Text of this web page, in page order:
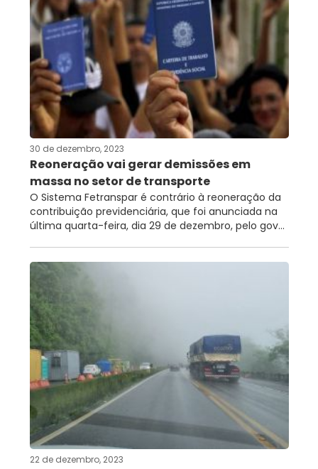
30 de dezembro, 2023
Reoneração vai gerar demissões em
massa no setor de transporte
O Sistema Fetranspar é contrário à reoneração da
contribuição previdenciária, que foi anunciada na
última quarta-feira, dia 29 de dezembro, pelo gov...
22 de dezembro, 2023